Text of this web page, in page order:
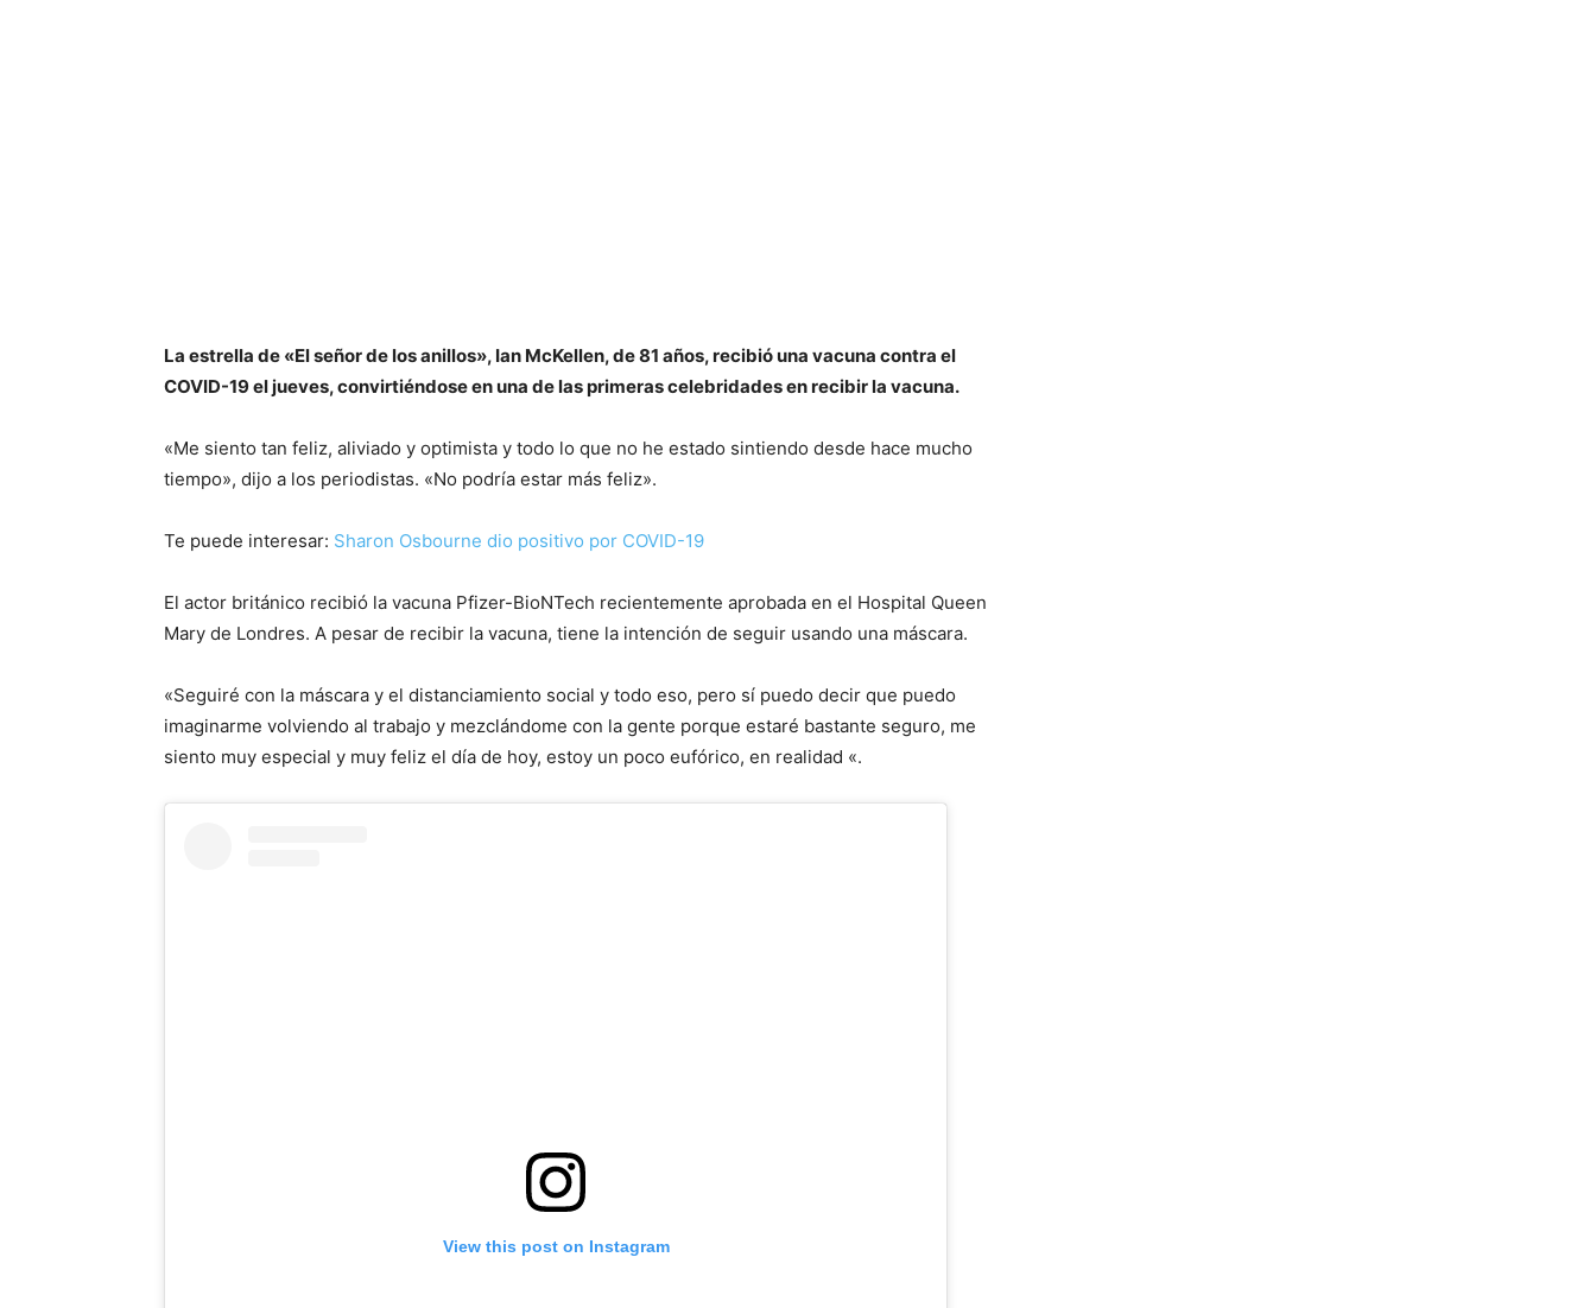
La estrella de «El señor de los anillos», Ian McKellen, de 81 años, recibió una vacuna contra el
COVID-19 el jueves, convirtiéndose en una de las primeras celebridades en recibir la vacuna.
«Me siento tan feliz, aliviado y optimista y todo lo que no he estado sintiendo desde hace mucho
tiempo», dijo a los periodistas. «No podría estar más feliz».
Te puede interesar: Sharon Osbourne dio positivo por COVID-19
El actor británico recibió la vacuna Pfizer-BioNTech recientemente aprobada en el Hospital Queen
Mary de Londres. A pesar de recibir la vacuna, tiene la intención de seguir usando una máscara.
«Seguiré con la máscara y el distanciamiento social y todo eso, pero sí puedo decir que puedo
imaginarme volviendo al trabajo y mezclándome con la gente porque estaré bastante seguro, me
siento muy especial y muy feliz el día de hoy, estoy un poco eufórico, en realidad «.
View this post on Instagram